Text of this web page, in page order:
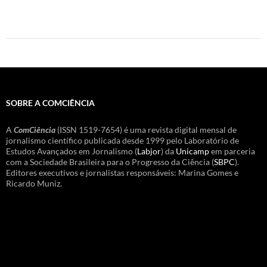
SOBRE A COMCIÊNCIA
A ComCiência (ISSN 1519-7654) é uma revista digital mensal de
jornalismo científico publicada desde 1999 pelo Laboratório de
Estudos Avançados em Jornalismo (Labjor) da Unicampem parceria
com a Sociedade Brasileira para o Progresso da Ciência (SBPC).
Editores executivos e jornalistas responsáveis: Marina Gomes e
Ricardo Muniz.